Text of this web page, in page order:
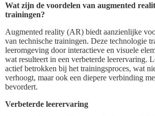
Wat zijn de voordelen van augmented
trainingen?
Augmented reality (AR) biedt aanzienlijke
van technische trainingen. Deze technologie
leeromgeving door interactieve en visuele
wat resulteert in een verbeterde leerervaring.
actief betrokken bij het trainingsproces, wat
verhoogt, maar ook een diepere verbinding
bevordert.
Verbeterde leerervaring